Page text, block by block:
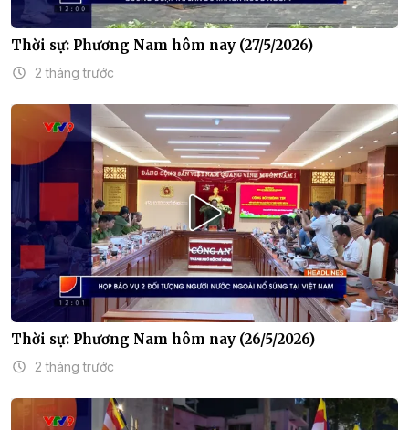
Thời sự: Phương Nam hôm nay (27/5/2026)
2 tháng trước
Thời sự: Phương Nam hôm nay (26/5/2026)
2 tháng trước